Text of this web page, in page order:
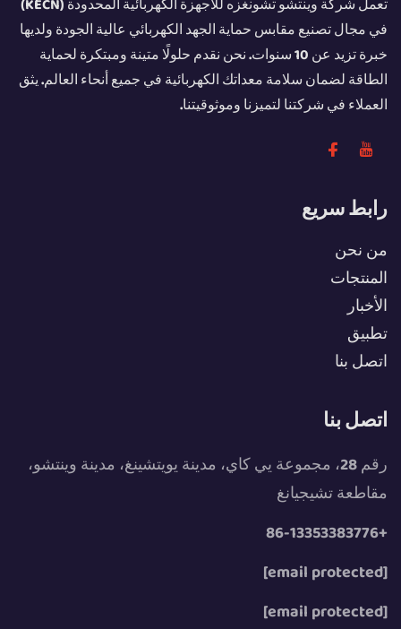
تعمل شركة وينتشو تشونغزه للأجهزة الكهربائية المحدودة (KECN)
في مجال تصنيع مقابس حماية الجهد الكهربائي عالية الجودة ولديها
خبرة تزيد عن 10 سنوات. نحن نقدم حلولًا متينة ومبتكرة لحماية
الطاقة لضمان سلامة معداتك الكهربائية في جميع أنحاء العالم. يثق
العملاء في شركتنا لتميزنا وموثوقيتنا.
رابط سريع
من نحن
المنتجات
الأخبار
تطبيق
اتصل بنا
اتصل بنا
رقم 28، مجموعة يي كاي، مدينة يويتشينغ، مدينة وينتشو،
مقاطعة تشيجيانغ
+86-13353383776
[email protected]
[email protected]